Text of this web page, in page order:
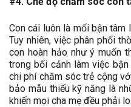
Con cái luôn là mối bận tâm
Tuy nhiên, việc phân phối
con hoàn hảo như ý muốn
trong bối cảnh làm việc
chi phí chăm sóc trẻ cộng
bảo mẫu thiếu kỹ năng là
khiến mọi cha mẹ đều phải